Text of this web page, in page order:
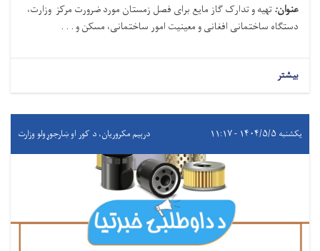
عنوان:تهیه و تدارک گاز مایع برای فصل زمستان مورد ضرورت مرکز وزارت،
دستگاه ساختمانی افغانی و معینیت امور ساختمانی، مسکن و . . .
بیشتر
یکشنبه ۱۴۰۴/۵/۵ - ۱۱:۱۷ درېيم مکروریان، د کور او ښارجوړولو وزارت